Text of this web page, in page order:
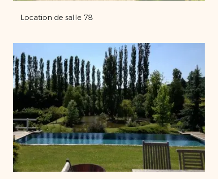
Location de salle 78